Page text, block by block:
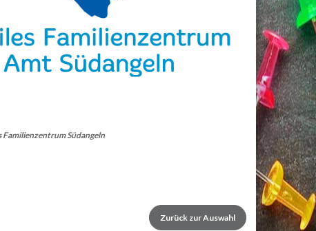
Familienzentrum Südangeln
Zurück zur Auswahl